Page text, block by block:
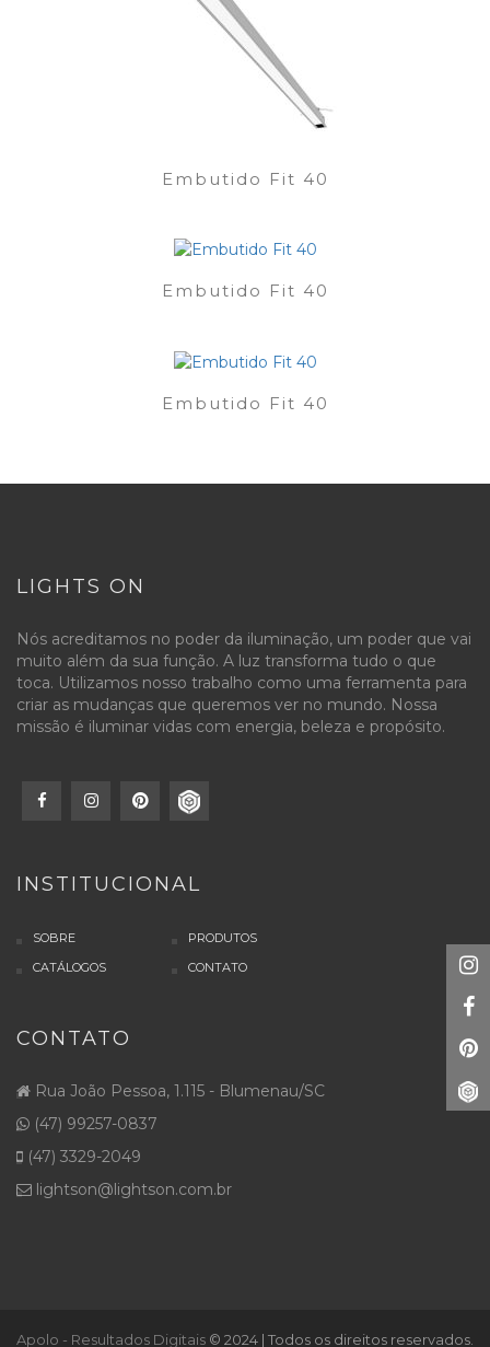
Embutido Fit 40
Embutido Fit 40
Embutido Fit 40
LIGHTS ON
Nós acreditamos no poder da iluminação, um poder que vai
muito além da sua função. A luz transforma tudo o que
toca. Utilizamos nosso trabalho como uma ferramenta para
criar as mudanças que queremos ver no mundo. Nossa
missão é iluminar vidas com energia, beleza e propósito.
INSTITUCIONAL
SOBRE
PRODUTOS
CATÁLOGOS
CONTATO
CONTATO
Rua João Pessoa, 1.115 - Blumenau/SC
(47) 99257-0837
(47) 3329-2049
lightson@lightson.com.br
Apolo - Resultados Digitais © 2024 | Todos os direitos reservados.